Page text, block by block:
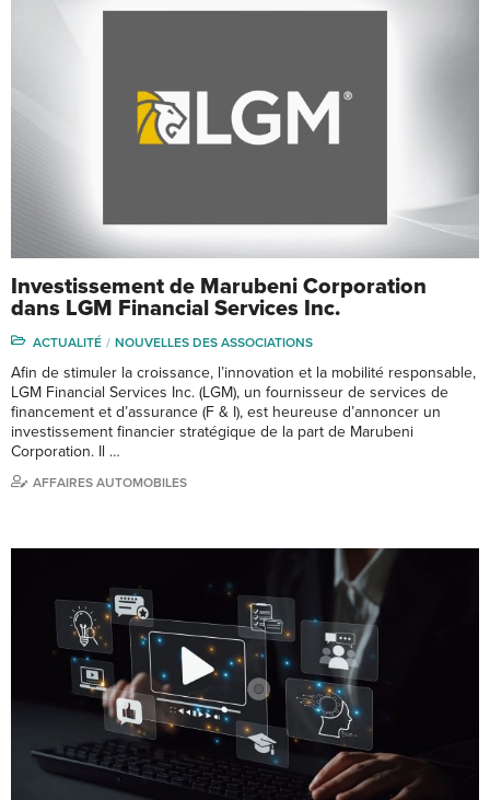
Investissement de Marubeni Corporation
dans LGM Financial Services Inc.
ACTUALITÉ NOUVELLES DES ASSOCIATIONS
Afin de stimuler la croissance, l’innovation et la mobilité responsable,
LGM Financial Services Inc. (LGM), un fournisseur de services de
financement et d’assurance (F & I), est heureuse d’annoncer un
investissement financier stratégique de la part de Marubeni
Corporation. Il …
AFFAIRES AUTOMOBILES